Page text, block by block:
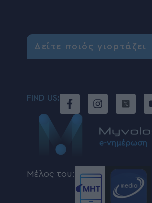
Δείτε ποιός γιορτάζει
FIND US:
Μέλος του: